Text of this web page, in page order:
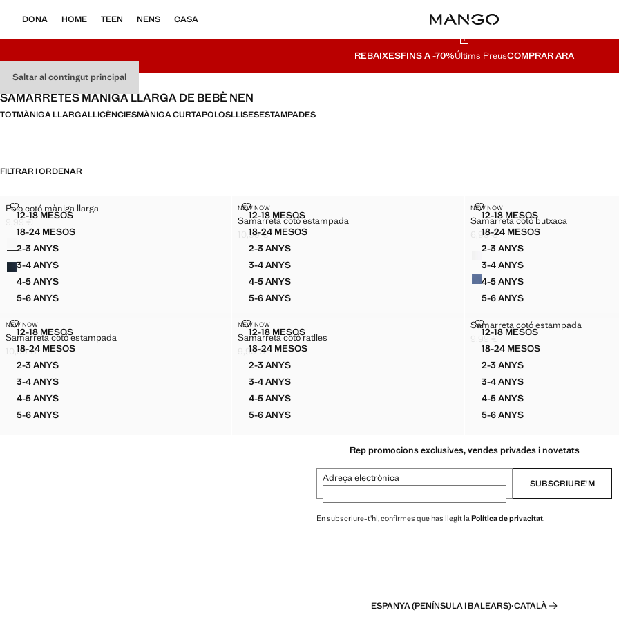
Saltar al contingut principal
DONA HOME TEEN NENS CASA
REBAIXESFINS A -70%Últims PreusCOMPRAR ARA
SAMARRETES MÀNIGA LLARGA DE BEBÈ NEN
TOTMÀNIGA LLARGALLICÈNCIESMÀNIGA CURTAPOLOSLLISESESTAMPADES
FILTRAR I ORDENAR
Talles
12-18 MESOSPOLO COTÓ MÀNIGA LLARGA
18-24 MESOSPOLO COTÓ MÀNIGA LLARGA
2-3 ANYSPOLO COTÓ MÀNIGA LLARGA
3-4 ANYSPOLO COTÓ MÀNIGA LLARGA
4-5 ANYSPOLO COTÓ MÀNIGA LLARGA
5-6 ANYSPOLO COTÓ MÀNIGA LLARGA
Polo cotó màniga llarga
POLO COTÓ MÀNIGA LLARGA
Preu actual [9,99 € ]
9,99 €
Colors
Talles
12-18 MESOSSAMARRETA COTÓ ESTAMPADA
18-24 MESOSSAMARRETA COTÓ ESTAMPADA
2-3 ANYSSAMARRETA COTÓ ESTAMPADA
3-4 ANYSSAMARRETA COTÓ ESTAMPADA
4-5 ANYSSAMARRETA COTÓ ESTAMPADA
5-6 ANYSSAMARRETA COTÓ ESTAMPADA
NEW NOW
Samarreta cotó estampada
SAMARRETA COTÓ ESTAMPADA
10,99 €
Talles
12-18 MESOSSAMARRETA COTÓ
18-24 MESOSSAMARRETA COTÓ
2-3 ANYSSAMARRETA COTÓ
3-4 ANYSSAMARRETA COTÓ
4-5 ANYSSAMARRETA COTÓ
5-6 ANYSSAMARRETA COTÓ
NEW NOW
Samarreta cotó butxaca
SAMARRETA COTÓ BUTXACA
6,99 €
Colors
Talles
12-18 MESOSSAMARRETA COTÓ ESTAMPADA
18-24 MESOSSAMARRETA COTÓ ESTAMPADA
2-3 ANYSSAMARRETA COTÓ ESTAMPADA
3-4 ANYSSAMARRETA COTÓ ESTAMPADA
4-5 ANYSSAMARRETA COTÓ ESTAMPADA
5-6 ANYSSAMARRETA COTÓ ESTAMPADA
NEW NOW
Samarreta cotó estampada
SAMARRETA COTÓ ESTAMPADA
10,99 €
Talles
12-18 MESOSSAMARRETA COTÓ RATLLES
18-24 MESOSSAMARRETA COTÓ RATLLES
2-3 ANYSSAMARRETA COTÓ RATLLES
3-4 ANYSSAMARRETA COTÓ RATLLES
4-5 ANYSSAMARRETA COTÓ RATLLES
5-6 ANYSSAMARRETA COTÓ RATLLES
NEW NOW
Samarreta cotó ratlles
SAMARRETA COTÓ RATLLES
9,99 €
Talles
12-18 MESOSSAMARRETA COTÓ
18-24 MESOSSAMARRETA COTÓ
2-3 ANYSSAMARRETA COTÓ
3-4 ANYSSAMARRETA COTÓ
4-5 ANYSSAMARRETA COTÓ
5-6 ANYSSAMARRETA COTÓ
Samarreta cotó estampada
SAMARRETA COTÓ ESTAMPADA
Preu actual [9,99 € ]
9,99 €
Rep promocions exclusives, vendes privades i novetats
Adreça electrònica SUBSCRIURE'M
En subscriure-t'hi, confirmes que has llegit la Política de privacitat.
ESPANYA (PENÍNSULA I BALEARS)·CATALÀ